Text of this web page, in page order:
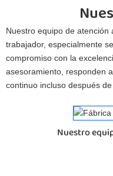
Nuestro equipo de
trabajador, especialmente
compromiso con la
asesoramiento, responden
continuo incluso después
Nuestro